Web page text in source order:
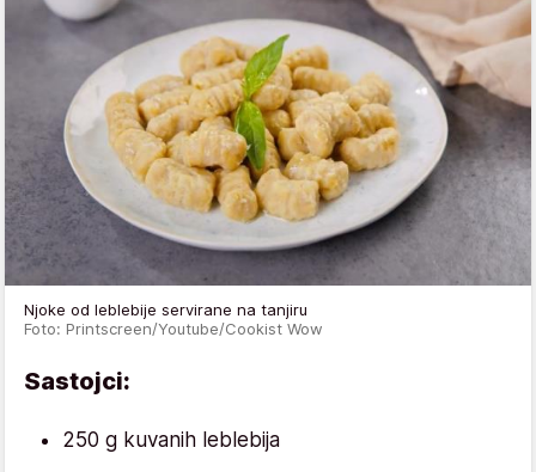
Njoke od leblebije servirane na tanjiru
Foto: Printscreen/Youtube/Cookist Wow
Sastojci:
250 g kuvanih leblebija